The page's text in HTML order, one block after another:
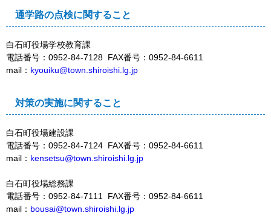
通学路の点検に関すること
白石町役場学校教育課
電話番号：0952-84-7128 FAX番号：0952-84-6611
mail： kyouiku@town.shiroishi.lg.jp
対策の実施に関すること
白石町役場建設課
電話番号：0952-84-7124 FAX番号：0952-84-6611
mail： kensetsu@town.shiroishi.lg.jp
白石町役場総務課
電話番号：0952-84-7111 FAX番号：0952-84-6611
mail： bousai@town.shiroishi.lg.jp